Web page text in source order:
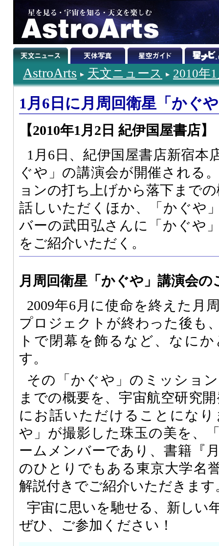
AstroArts 天文ニュース 2010年
1月6日に月周回衛星「かぐ
【2010年1月2日 紀伊国屋書店】
1月6日、紀伊国屋書店新宿本
ぐや」の講演会が開催される
ョンの打ち上げから落下まで
話しいただくほか、「かぐや
バーの武田弘さんに「かぐや
をご紹介いただく。
月周回衛星「かぐや」講演会の
2009年6月に使命を終えた月
プロジェクトが終わった後も
トで閉幕を飾るなど、なに
す。
その「かぐや」のミッショ
までの概要を、宇宙航空研究
にお話いただけることにな
や」が撮影した珠玉の美を、
ームメンバーであり、書籍『
のひとりでもある東京大学名
解説付きでご紹介いただきます
宇宙に思いを馳せる、新しい
ぜひ、ご参加ください！